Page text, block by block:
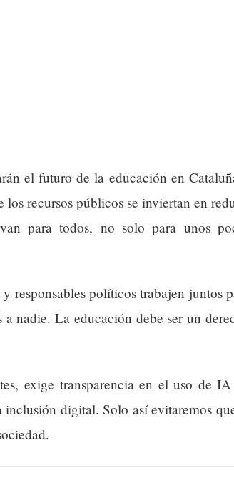
el futuro de la educación en
recursos públicos se inviertan en
para todos, no solo para unos
responsables políticos trabajen juntos
nadie. La educación debe ser un
exige transparencia en el uso de
digital. Solo así evitaremos